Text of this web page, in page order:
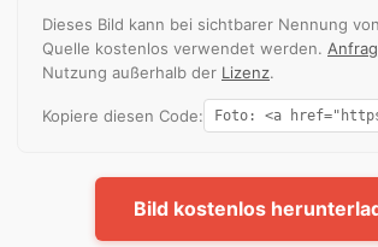
Dieses Bild kann bei sichtbarer Nennung
Quelle kostenlos verwendet werden.
Nutzung außerhalb der Lizenz.
Kopiere diesen Code:
Bild kostenlos